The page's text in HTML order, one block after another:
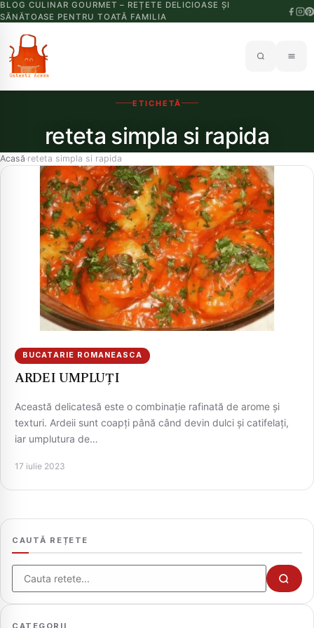
BLOG CULINAR GOURMET – REȚETE DELICIOASE ȘI
SĂNĂTOASE PENTRU TOATĂ FAMILIA
ETICHETĂ
reteta simpla si rapida
Acasă›reteta simpla si rapida
BUCATARIE ROMANEASCA
ARDEI UMPLUȚI
Această delicatesă este o combinație rafinată de arome și
texturi. Ardeii sunt coapți până când devin dulci și catifelați,
iar umplutura de…
17 iulie 2023
CAUTĂ REȚETE
Cauta
CATEGORII